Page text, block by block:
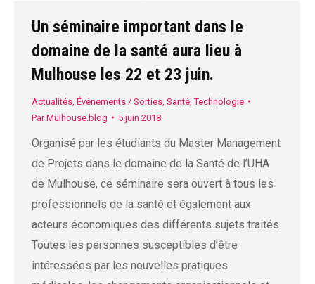
Un séminaire important dans le
domaine de la santé aura lieu à
Mulhouse les 22 et 23 juin.
Actualités Événements / Sorties Santé ,Technologie
ParMulhouse.blog 5 juin 2018
Organisé par les étudiants du Master Management
de Projets dans le domaine de la Santé de l’UHA
de Mulhouse, ce séminaire sera ouvert à tous les
professionnels de la santé et également aux
acteurs économiques des différents sujets traités.
Toutes les personnes susceptibles d’être
intéressées par les nouvelles pratiques